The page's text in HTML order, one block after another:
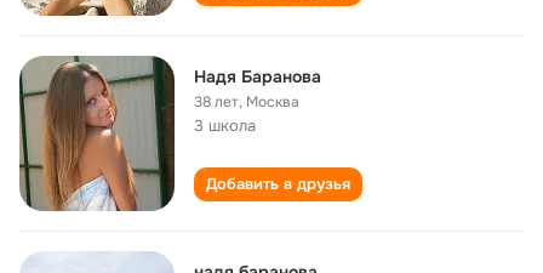
Надя Баранова
38 лет, Москва
3 школа
Добавить в друзья